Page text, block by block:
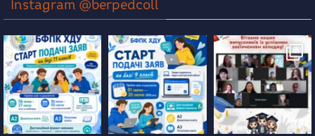
Instagram @berpedcoll